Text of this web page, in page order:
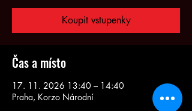
Koupit vstupenky
Čas a místo
17. 11. 2026 13:40 – 14:40
Praha, Korzo Národní